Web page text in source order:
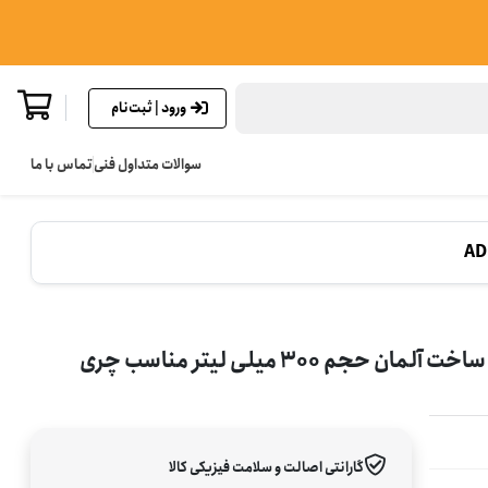
ورود | ثبت‌نام
سوالات متداول فنیتماس با ما
اکتان بوستر آدینول مدل ADDINOL ADDITANE اصلی ساخت آلمان حجم 300 میلی لیتر مناسب چری
گارانتی اصالت و سلامت فیزیکی کالا